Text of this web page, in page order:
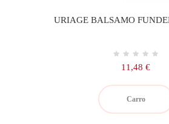
URIAGE BALSAMO
Precio
11,48 €
Carro